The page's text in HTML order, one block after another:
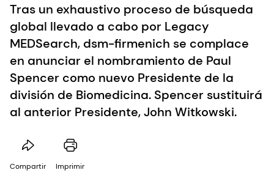
Tras un exhaustivo proceso de búsqueda
global llevado a cabo por Legacy
MEDSearch, dsm-firmenich se complace
en anunciar el nombramiento de Paul
Spencer como nuevo Presidente de la
división de Biomedicina. Spencer sustituirá
al anterior Presidente, John Witkowski.
Compartir Imprimir